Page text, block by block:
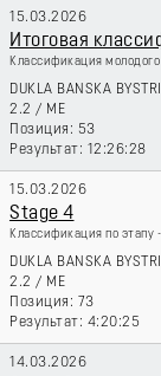
15.03.2026
Итоговая
Классификация
DUKLA BANSKA
2.2 / ME
53
12:26:28
15.03.2026
Stage 4
Классификация по этапу
DUKLA BANSKA
2.2 / ME
73
4:20:25
14.03.2026